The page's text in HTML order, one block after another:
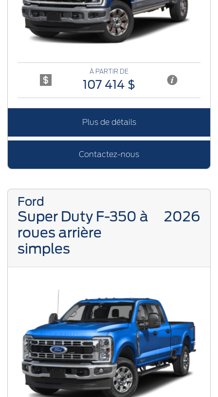
À PARTIR DE
107 414 $
Plus de détails
Contactez-nous
Ford
Super Duty F-350 à
roues arrière
simples
2026
Previous